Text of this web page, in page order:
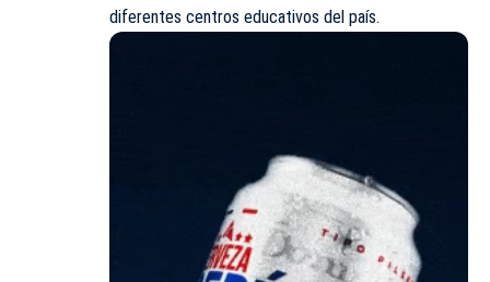
diferentes centros educativos del país.